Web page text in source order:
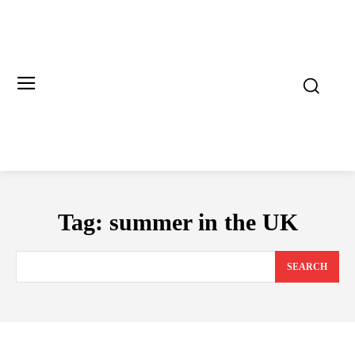
Tag: summer in the UK
SEARCH